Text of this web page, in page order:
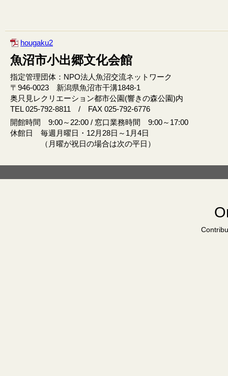
hougaku2
魚沼市小出郷文化会館
指定管理団体：NPO法人魚沼交流ネットワーク
〒946‐0023 新潟県魚沼市干溝1848‐1
奥只見レクリエーション都市公園(響きの森公園)内
TEL 025-792-8811 / FAX 025-792-6776
開館時間 9:00～22:00 / 窓口業務時間 9:00～17:00
休館日 毎週月曜日・12月28日～1月4日
（月曜が祝日の場合は次の平日）